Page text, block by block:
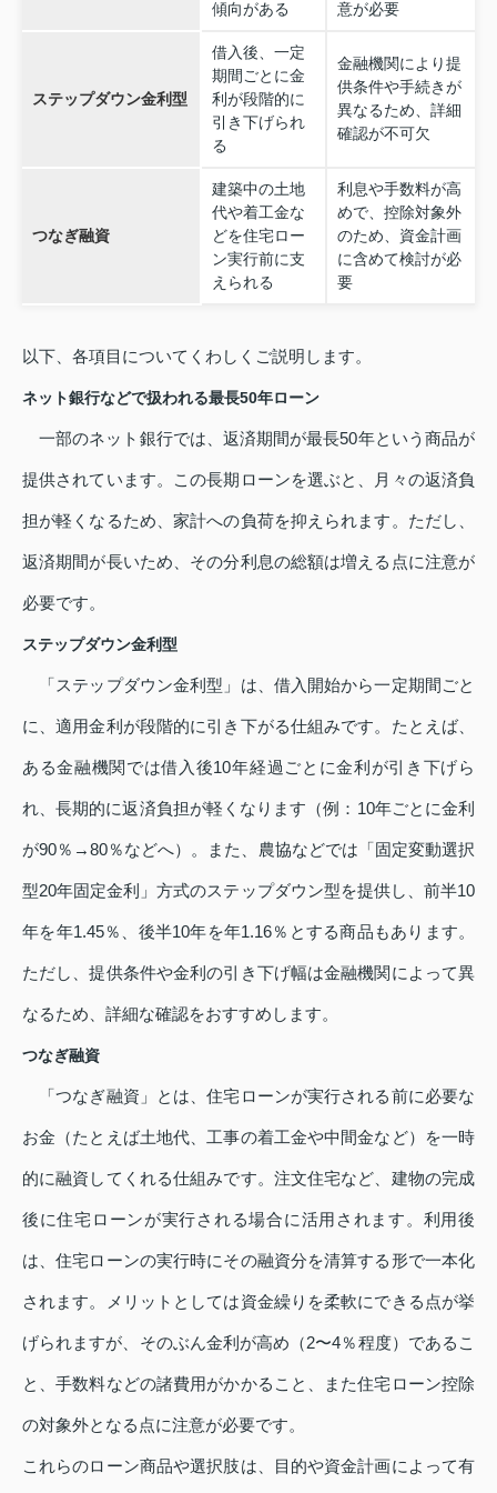
傾向がある 意が必要
ステップダウン金利型
借入後、一定
期間ごとに金
利が段階的に
引き下げられ
る
金融機関により提
供条件や手続きが
異なるため、詳細
確認が不可欠
つなぎ融資
建築中の土地
代や着工金な
どを住宅ロー
ン実行前に支
えられる
利息や手数料が高
めで、控除対象外
のため、資金計画
に含めて検討が必
要
以下、各項目についてくわしくご説明します。
ネット銀行などで扱われる最長50年ローン
一部のネット銀行では、返済期間が最長50年という商品が
提供されています。この長期ローンを選ぶと、月々の返済負
担が軽くなるため、家計への負荷を抑えられます。ただし、
返済期間が長いため、その分利息の総額は増える点に注意が
必要です。
ステップダウン金利型
「ステップダウン金利型」は、借入開始から一定期間ごと
に、適用金利が段階的に引き下がる仕組みです。たとえば、
ある金融機関では借入後10年経過ごとに金利が引き下げら
れ、長期的に返済負担が軽くなります（例：10年ごとに金利
が90％→80％などへ）。また、農協などでは「固定変動選択
型20年固定金利」方式のステップダウン型を提供し、前半10
年を年1.45％、後半10年を年1.16％とする商品もあります。
ただし、提供条件や金利の引き下げ幅は金融機関によって異
なるため、詳細な確認をおすすめします。
つなぎ融資
「つなぎ融資」とは、住宅ローンが実行される前に必要な
お金（たとえば土地代、工事の着工金や中間金など）を一時
的に融資してくれる仕組みです。注文住宅など、建物の完成
後に住宅ローンが実行される場合に活用されます。利用後
は、住宅ローンの実行時にその融資分を清算する形で一本化
されます。メリットとしては資金繰りを柔軟にできる点が挙
げられますが、そのぶん金利が高め（2〜4％程度）であるこ
と、手数料などの諸費用がかかること、また住宅ローン控除
の対象外となる点に注意が必要です。
これらのローン商品や選択肢は、目的や資金計画によって有